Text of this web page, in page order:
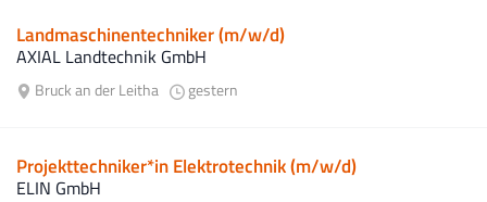
Landmaschinentechniker (m/w/d)
AXIAL Landtechnik GmbH
Bruck an der Leitha gestern
Projekttechniker*in Elektrotechnik (m/w/d)
ELIN GmbH